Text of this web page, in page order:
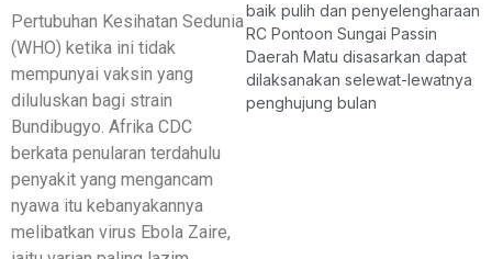
Pertubuhan Kesihatan Sedunia
(WHO) ketika ini tidak
mempunyai vaksin yang
diluluskan bagi strain
Bundibugyo. Afrika CDC
berkata penularan terdahulu
penyakit yang mengancam
nyawa itu kebanyakannya
melibatkan virus Ebola Zaire,
baik pulih dan penyelengharaan
RC Pontoon Sungai Passin
Daerah Matu disasarkan dapat
dilaksanakan selewat-lewatnya
penghujung bulan